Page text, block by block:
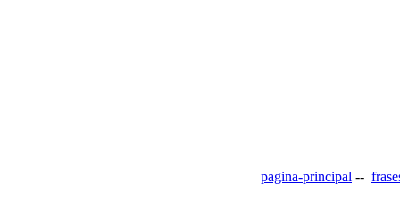
pagina-principal --